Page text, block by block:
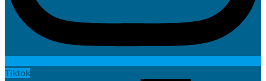
Tiktok